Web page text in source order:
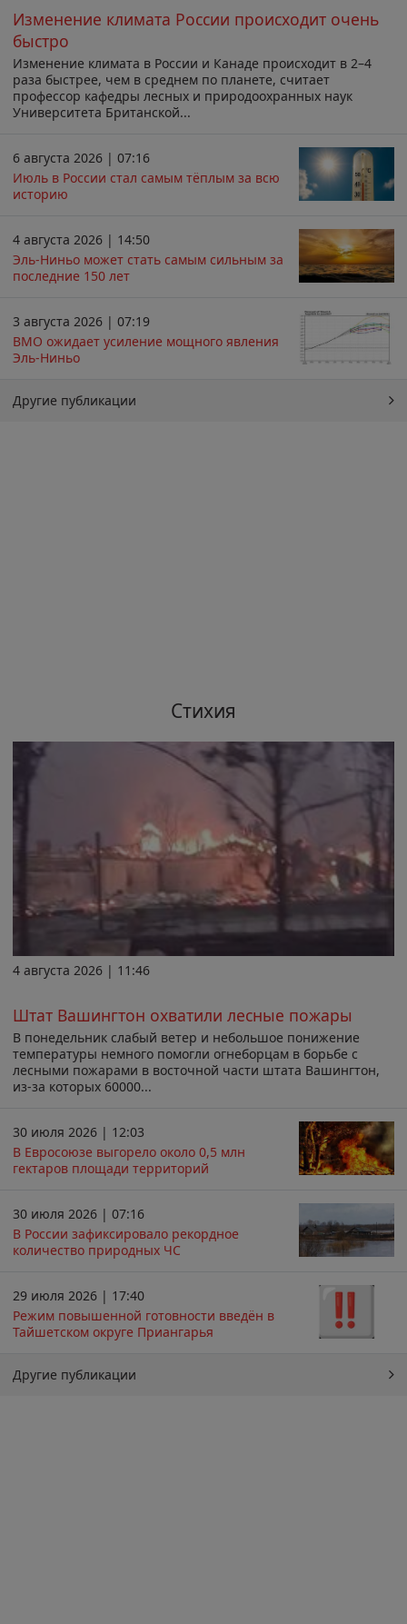
Изменение климата России происходит очень
быстро
Изменение климата в России и Канаде происходит в 2–4
раза быстрее, чем в среднем по планете, считает
профессор кафедры лесных и природоохранных наук
Университета Британской...
6 августа 2026 | 07:16
Июль в России стал самым тёплым за всю
историю
4 августа 2026 | 14:50
Эль-Ниньо может стать самым сильным за
последние 150 лет
3 августа 2026 | 07:19
ВМО ожидает усиление мощного явления
Эль-Ниньо
Другие публикации
Стихия
4 августа 2026 | 11:46
Штат Вашингтон охватили лесные пожары
В понедельник слабый ветер и небольшое понижение
температуры немного помогли огнеборцам в борьбе с
лесными пожарами в восточной части штата Вашингтон,
из-за которых 60000...
30 июля 2026 | 12:03
В Евросоюзе выгорело около 0,5 млн
гектаров площади территорий
30 июля 2026 | 07:16
В России зафиксировало рекордное
количество природных ЧС
29 июля 2026 | 17:40
Режим повышенной готовности введён в
Тайшетском округе Приангарья
Другие публикации